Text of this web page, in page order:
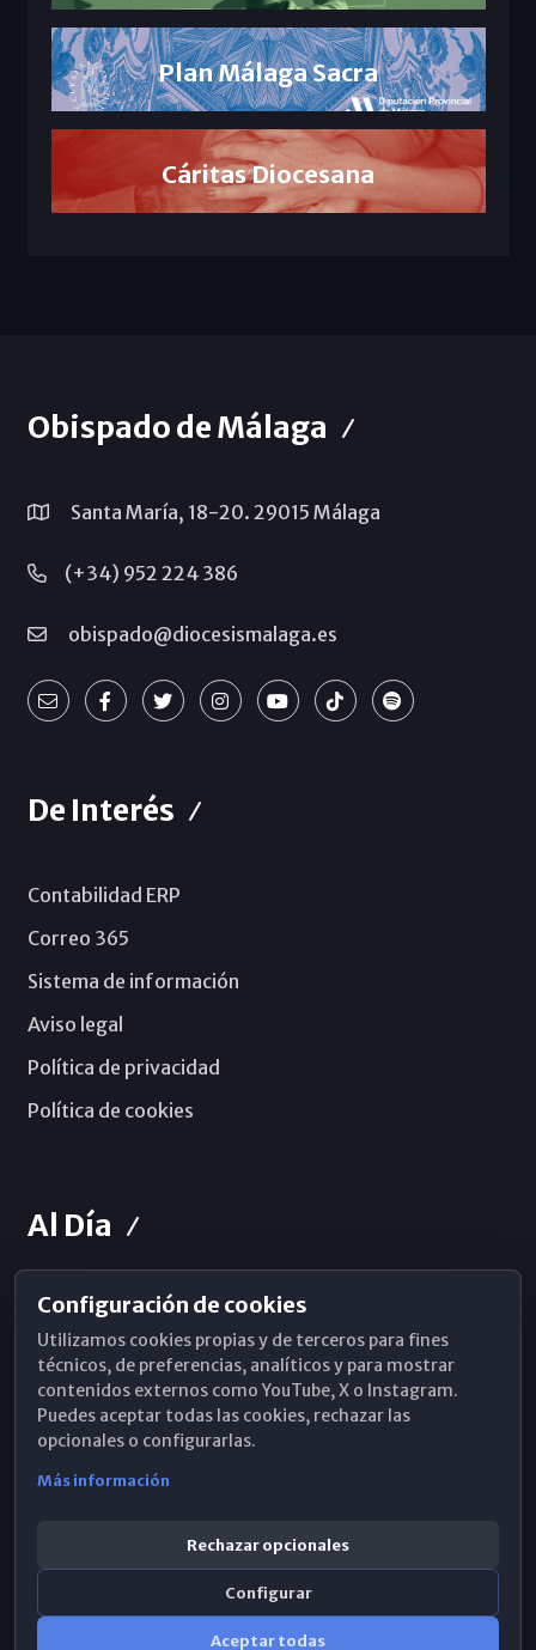
Plan Málaga Sacra
Cáritas Diocesana
Obispado de Málaga
Santa María, 18-20. 29015 Málaga
(+34) 952 224 386
obispado@diocesismalaga.es
De Interés
Contabilidad ERP
Correo 365
Sistema de información
Aviso legal
Política de privacidad
Política de cookies
Al Día
Horarios de Misa
Hemeroteca
WhatsApp
Configuración de cookies
Utilizamos cookies propias y de terceros para fines
técnicos, de preferencias, analíticos y para mostrar
contenidos externos como YouTube, X o Instagram.
Puedes aceptar todas las cookies, rechazar las
opcionales o configurarlas.
Más información
Rechazar opcionales
Configurar
Aceptar todas